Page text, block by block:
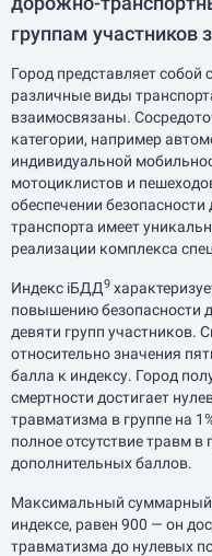
группам участников
Город представляет собой
различные виды
взаимосвязаны.
категории, например
индивидуальной
мотоциклистов и
обеспечении
транспорта имеет
реализации комплекса
Индекс iБДД9
повышению безопасности
девяти групп участников.
относительно значения
балла к индексу. Город
смертности достигает
травматизма в группе на
полное отсутствие травм
дополнительных баллов.
Максимальный суммарный
индексе, равен 900 — он
травматизма до нулевых